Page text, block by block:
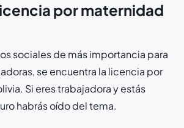
por maternidad
sociales de más importancia para
se encuentra la licencia por
Si eres trabajadora y estás
habrás oído del tema.